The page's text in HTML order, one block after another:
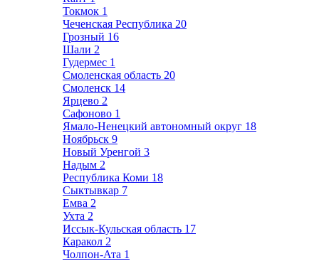
Токмок 1
Чеченская Республика 20
Грозный 16
Шали 2
Гудермес 1
Смоленская область 20
Смоленск 14
Ярцево 2
Сафоново 1
Ямало-Ненецкий автономный округ 18
Ноябрьск 9
Новый Уренгой 3
Надым 2
Республика Коми 18
Сыктывкар 7
Емва 2
Ухта 2
Иссык-Кульская область 17
Каракол 2
Чолпон-Ата 1